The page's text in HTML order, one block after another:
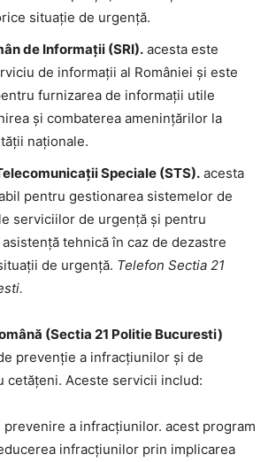
situație de urgență.
de Informații (SRI). acesta este
de informații al României și este
furnizarea de informații utile
și combaterea amenințărilor la
naționale.
Speciale (STS). acesta
pentru gestionarea sistemelor de
serviciilor de urgență și pentru
tehnică în caz de dezastre
de urgență. Telefon Sectia 21
(Sectia 21 Politie Bucuresti)
prevenție a infracțiunilor și de
cetățeni. Aceste servicii includ:
prevenire a infracțiunilor. acest program
infracțiunilor prin implicarea